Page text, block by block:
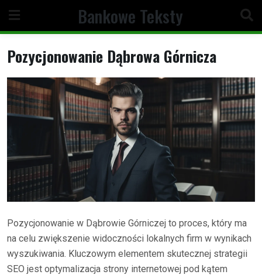
content
Bankowe Teksty
Pozycjonowanie Dąbrowa Górnicza
Pozycjonowanie w Dąbrowie Górniczej to proces, który ma
na celu zwiększenie widoczności lokalnych firm w wynikach
wyszukiwania. Kluczowym elementem skutecznej strategii
SEO jest optymalizacja strony internetowej pod kątem